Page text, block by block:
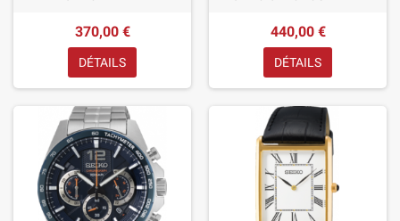
370,00 €
DÉTAILS
440,00 €
DÉTAILS